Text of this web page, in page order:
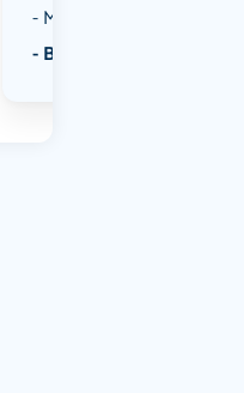
Muziek
Bekijk alle categorieën